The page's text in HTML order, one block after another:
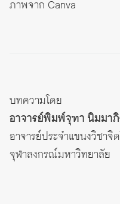
ภาพจาก Canva
บทความโดย
อาจารย์พิมพ์จุฑา นิมมา
อาจารย์ประจำแขนงวิชา
จุฬาลงกรณ์มหาวิทยาลัย